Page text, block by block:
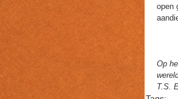
open
Op
T.S.